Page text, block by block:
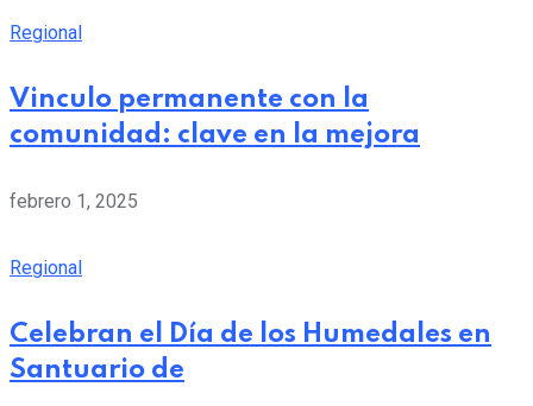
Regional
Vinculo permanente con la
comunidad: clave en la mejora
febrero 1, 2025
Regional
Celebran el Día de los Humedales en
Santuario de